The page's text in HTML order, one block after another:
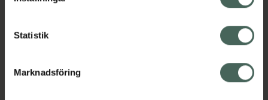
Statistik
Marknadsföring
Kategorier:
Inlägg och sulor vid hälsporre och andra
fotproblem